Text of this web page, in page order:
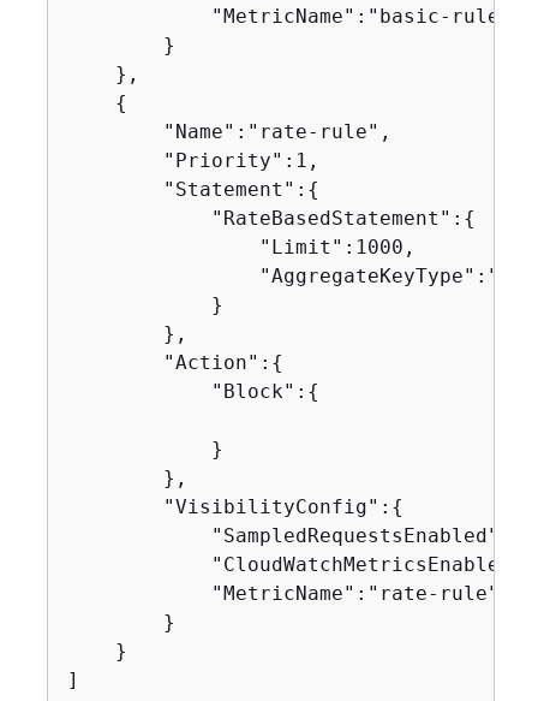
            "MetricName":"basic-rule"
        }
    },
{
        "Name":"rate-rule",
        "Priority":1,
        "Statement":
{
            "RateBasedStatement":
{
                "Limit":1000,
                "AggregateKeyType":"IP"
            }
        },
        "Action":
{
            "Block":
{
            }
        },
        "VisibilityConfig":
{
            "MetricName":"rate-rule"
        }
    }
]